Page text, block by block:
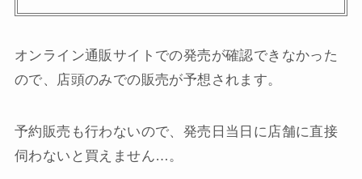
オンライン通販サイトでの発売が確認できなかった
ので、店頭のみでの販売が予想されます。
予約販売も行わないので、発売日当日に店舗に直接
伺わないと買えません…。